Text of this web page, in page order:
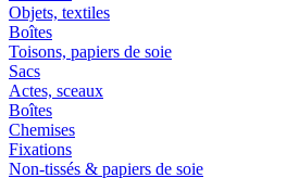
Objets, textiles
Boîtes
Toisons, papiers de soie
Sacs
Actes, sceaux
Boîtes
Chemises
Fixations
Non-tissés & papiers de soie